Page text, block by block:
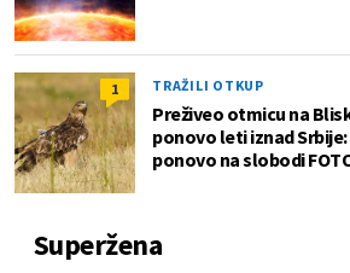
1 TRAŽILI OTKUP
Preživeo otmicu na
ponovo leti iznad
ponovo na slobodi
Superžena